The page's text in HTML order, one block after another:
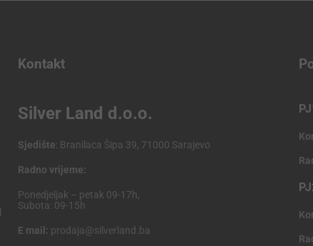
Kontakt
Silver Land d.o.o.
Sjedište: Branilaca Šipa 39, 71000 Sarajevo
Radno vrijeme:
Ponedjeljak – petak 09-17h,
Subota: 09-15h
E mail: prodaja@silverland.ba